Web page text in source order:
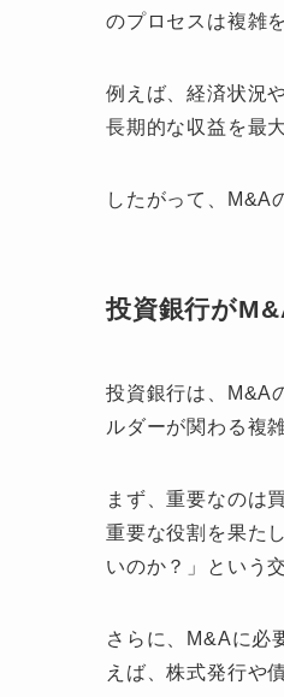
のプロセスは複雑
例えば、経済状況
長期的な収益を最
したがって、M&A
投資銀行が
投資銀行は、M&A
ルダーが関わる複
まず、重要なのは
重要な役割を果た
いのか？」という
さらに、M&Aに必
えば、株式発行や